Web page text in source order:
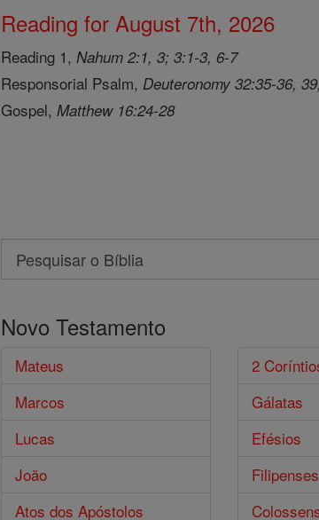
Reading for August 7th, 2026
Reading 1,Nahum 2:1, 3; 3:1-3, 6-7
Responsorial Psalm, Deuteronomy 32:35-36,
Gospel,Matthew 16:24-28
Search
Pesquisar
Bíblia
Novo Testamento
Mateus
Marcos
Lucas
João
Atos dos Apóstolos
2
Gálatas
Efésios
Filipenses